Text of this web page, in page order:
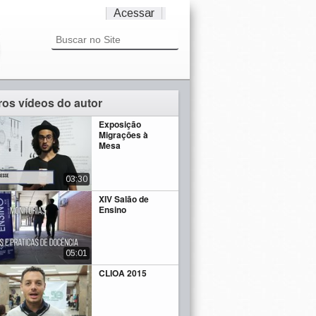
Acessar
vídeos do autor
Exposição
Migrações à
Mesa
03:30
XIV Salão de
Ensino
05:01
CLIOA 2015